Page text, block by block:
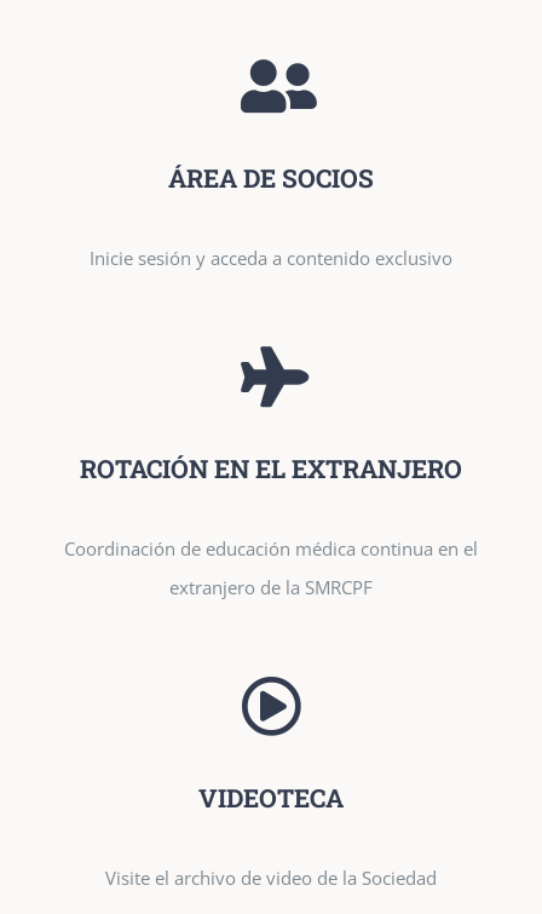
ÁREA DE SOCIOS
Inicie sesión y acceda a contenido exclusivo
ROTACIÓN EN EL EXTRANJERO
Coordinación de educación médica continua en el
extranjero de la SMRCPF
VIDEOTECA
Visite el archivo de video de la Sociedad